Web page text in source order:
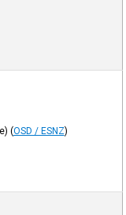
(OSD / ESNZ)